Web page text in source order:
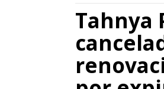
Tahnya